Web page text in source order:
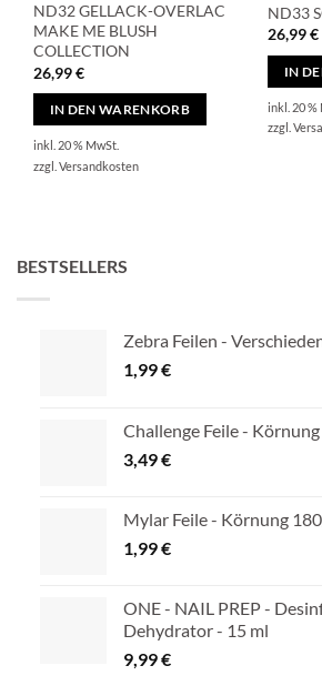
ND32 GELLACK-OVERLAC
MAKE ME BLUSH
COLLECTION
26,99€
IN DEN WARENKORB
inkl. 20 % MwSt.
zzgl. Versandkosten
ND33
26,99€
IN
inkl. 20 %
zzgl.
BESTSELLERS
Zebra Feilen -
1,99€
Challenge Feile -
3,49€
Mylar Feile - Körnung
1,99€
ONE - NAIL PREP -
Dehydrator - 15 ml
9,99€